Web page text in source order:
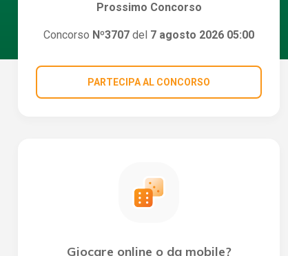
Prossimo Concorso
Concorso Nº3707 del 7 agosto 2026 05:00
PARTECIPA AL CONCORSO
Giocare online o da mobile?